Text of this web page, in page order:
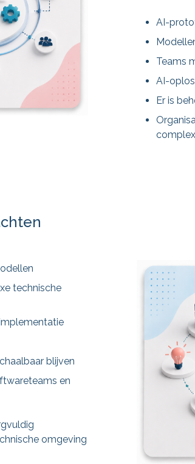
AI-
Teams
AI-
Er is
technische
blijven
en
omgeving